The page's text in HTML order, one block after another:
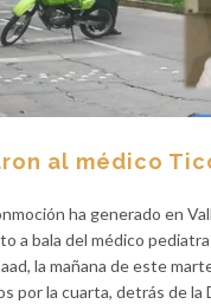
al médico
ha generado en
a bala del médico pediatra
la mañana de este
por la cuarta, detrás de la